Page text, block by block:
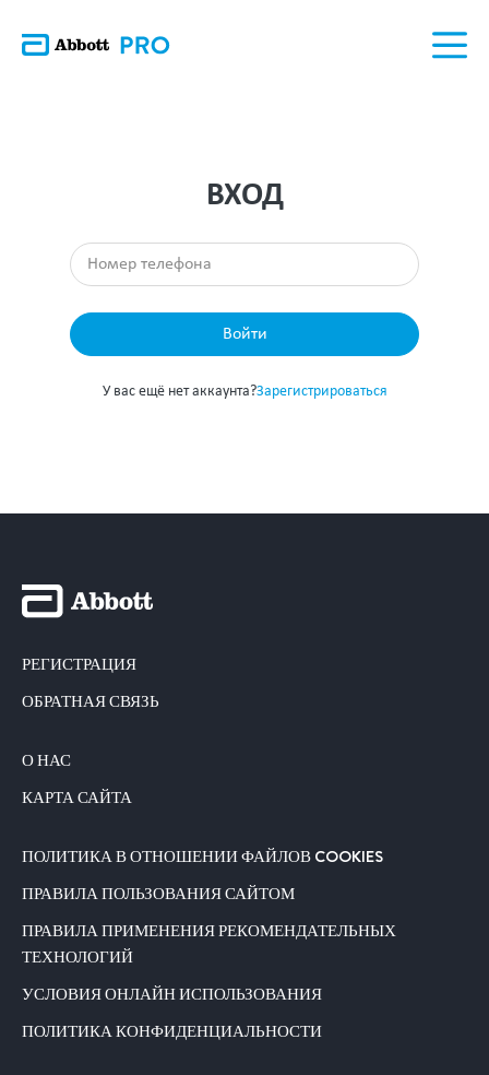
ВХОД
Войти
У вас ещё нет аккаунта?Зарегистрироваться
РЕГИСТРАЦИЯ
ОБРАТНАЯ СВЯЗЬ
О НАС
КАРТА САЙТА
ПОЛИТИКА В ОТНОШЕНИИ ФАЙЛОВ COOKIES
ПРАВИЛА ПОЛЬЗОВАНИЯ САЙТОМ
ПРАВИЛА ПРИМЕНЕНИЯ РЕКОМЕНДАТЕЛЬНЫХ
ТЕХНОЛОГИЙ
УСЛОВИЯ ОНЛАЙН ИСПОЛЬЗОВАНИЯ
ПОЛИТИКА КОНФИДЕНЦИАЛЬНОСТИ